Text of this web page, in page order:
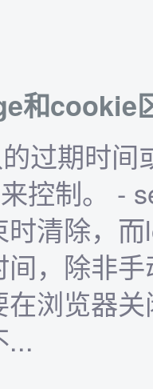
和cookie
过期时间
控制。 -
清除，
，除非
浏览器
...